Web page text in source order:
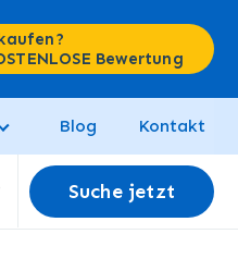
Bewertung
Blog Kontakt
Suche jetzt